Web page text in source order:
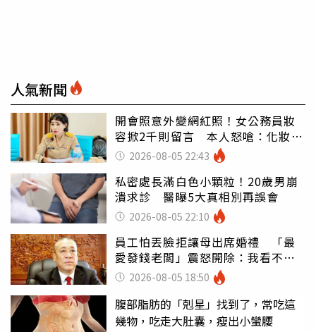
人氣新聞
開會照意外變網紅照！女公務員妝
容掀2千則留言 本人怒嗆：化妝有
錯嗎2026-08-05 22:43
私密處長滿白色小顆粒！20歲男崩
潰求診 醫曝5大真相別再誤會
2026-08-05 22:10
員工怕丟臉拒讓母出席婚禮 「最
愛發錢老闆」震怒開除：我看不起
你 2026-08-05 18:50
腹部脂肪的「剋星」找到了，常吃這
幾物，吃走大肚囊，瘦出小蠻腰